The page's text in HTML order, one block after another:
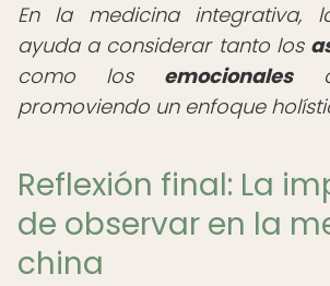
En la medicina integrativa,
ayuda a considerar tanto los
como los emocionales
promoviendo un enfoque
Reflexión final: La
de observar en la
china